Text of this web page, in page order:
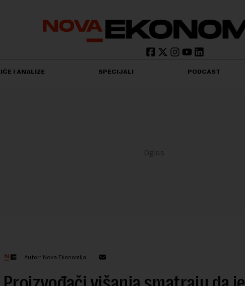
I ANALIZE SPECIJALI PODCAST
Autor: Nova Ekonomija